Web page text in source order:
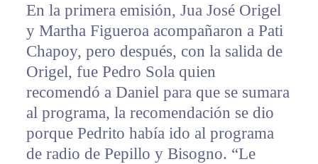
En la primera emisión, Jua José Origel
y Martha Figueroa acompañaron a Pati
Chapoy, pero después, con la salida de
Origel, fue Pedro Sola quien
recomendó a Daniel para que se sumara
al programa, la recomendación se dio
porque Pedrito había ido al programa
de radio de Pepillo y Bisogno. “Le